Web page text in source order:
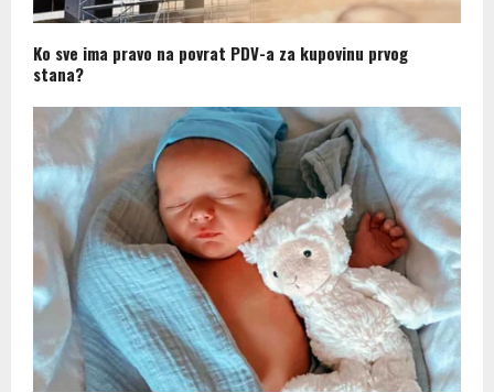
Ko sve ima pravo na povrat PDV-a za kupovinu prvog
stana?